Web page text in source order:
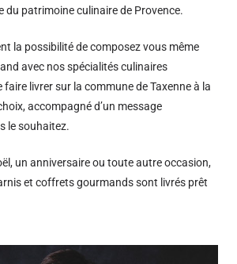
du patrimoine culinaire de Provence.
la possibilité de composez vous même
avec nos spécialités culinaires
faire livrer sur la commune de Taxenne à la
accompagné d’un message
le souhaitez.
un anniversaire ou toute autre occasion,
et coffrets gourmands sont livrés prêt